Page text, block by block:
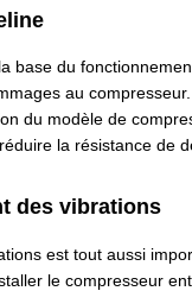
base du
au
du modèle de
la résistance de
des vibrations
est tout aussi
le compresseur